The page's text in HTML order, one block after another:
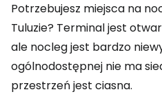
Potrzebujesz miejsca na
Tuluzie? Terminal jest
ale nocleg jest bardzo
ogólnodostępnej nie ma
przestrzeń jest ciasna.